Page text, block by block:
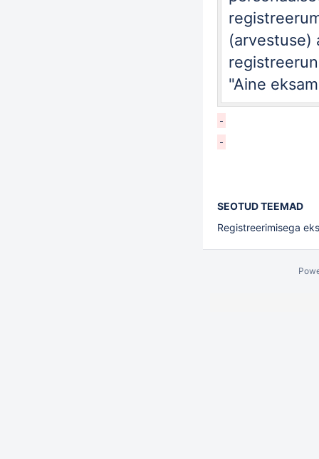
(arvestuse)
"Aine
SEOTUD TEEMAD
Registreerimisega